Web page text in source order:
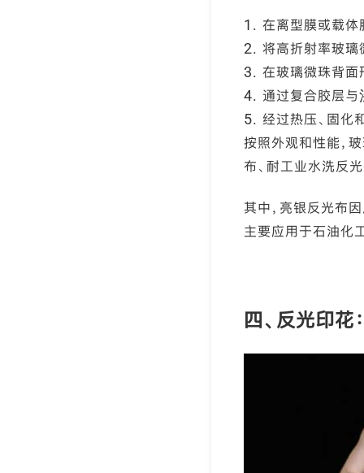
1. 在离型膜或载
2. 将高折射率玻
3. 在玻璃微珠背
4. 通过复合胶层与
5. 经过热压、固化
按照外观和性能，
布、耐工业水洗反
其中，亮银反光布
主要应用于石油化
四、反光印